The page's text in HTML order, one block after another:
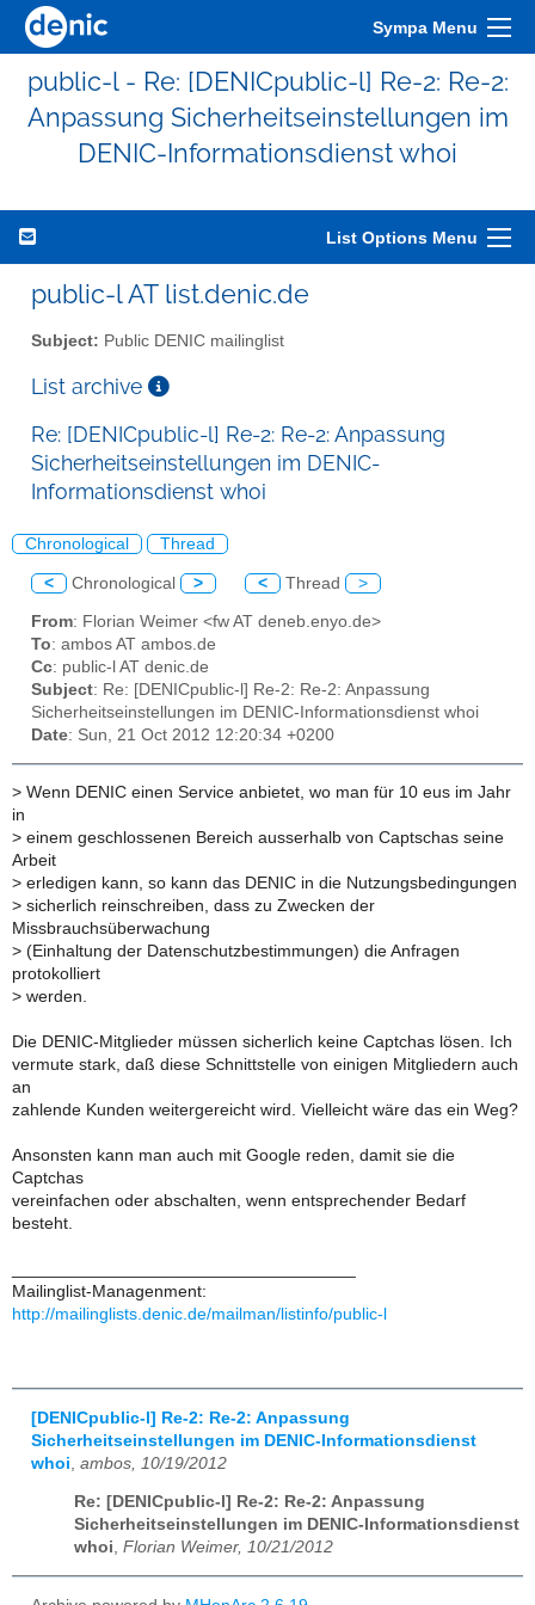
Sympa Menu
public-l - Re: [DENICpublic-l] Re-2: Re-2:
Anpassung Sicherheitseinstellungen im
DENIC-Informationsdienst whoi
List Options Menu
public-l AT list.denic.de
Subject: Public DENIC mailinglist
List archive
Re: [DENICpublic-l] Re-2: Re-2: Anpassung
Sicherheitseinstellungen im DENIC-
Informationsdienst whoi
Chronological Thread
< Chronological > < Thread >
From: Florian Weimer <fw AT deneb.enyo.de>
To: ambos AT ambos.de
Cc: public-l AT denic.de
Subject: Re: [DENICpublic-l] Re-2: Re-2: Anpassung
Sicherheitseinstellungen im DENIC-Informationsdienst whoi
Date: Sun, 21 Oct 2012 12:20:34 +0200
> Wenn DENIC einen Service anbietet, wo man für 10 eus im Jahr
in
> einem geschlossenen Bereich ausserhalb von Captschas seine
Arbeit
> erledigen kann, so kann das DENIC in die Nutzungsbedingungen
> sicherlich reinschreiben, dass zu Zwecken der
Missbrauchsüberwachung
> (Einhaltung der Datenschutzbestimmungen) die Anfragen
protokolliert
> werden.
Die DENIC-Mitglieder müssen sicherlich keine Captchas lösen. Ich
vermute stark, daß diese Schnittstelle von einigen Mitgliedern auch
an
zahlende Kunden weitergereicht wird. Vielleicht wäre das ein Weg?
Ansonsten kann man auch mit Google reden, damit sie die
Captchas
vereinfachen oder abschalten, wenn entsprechender Bedarf
besteht.
Mailinglist-Managenment:
http://mailinglists.denic.de/mailman/listinfo/public-l
[DENICpublic-l] Re-2: Re-2: Anpassung
Sicherheitseinstellungen im DENIC-Informationsdienst
whoi ambos, 10/19/2012
Re: [DENICpublic-l] Re-2: Re-2: Anpassung
Sicherheitseinstellungen im DENIC-Informationsdienst
whoi, Florian Weimer, 10/21/2012